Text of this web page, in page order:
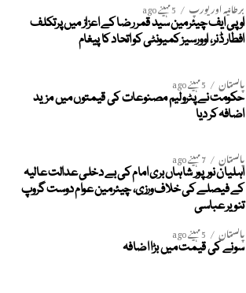
برطانیہ اور یورپ 5 مہینے ago
او پی ایف چیئرمین سید قمر رضا کے اعزاز میں پرتکلف
افطار ڈنر، اوورسیز کمیونٹی کو اتحاد کا پیغام
پاکستان 5 مہینے ago
حکومت نے پٹرولیم مصنوعات کی قیمتوں میں مزید
اضافہ کر دیا
پاکستان 7 مہینے ago
اہلیان نورپور شاہاں بری امام کی بے دخلی عدالت عالیہ
کے فیصلے کی خلاف ورزی، چیئرمین عوام دوست گروپ
تنویر عباسی
پاکستان 5 مہینے ago
سونے کی قیمت میں بڑا اضافہ